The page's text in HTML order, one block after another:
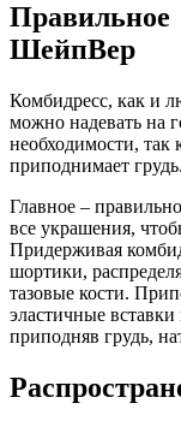
ШейпВер
Комбидресс, как и
можно надевать на
необходимости, так
приподнимает грудь.
Главное –
все украшения,
Придерживая
шортики,
тазовые кости.
эластичные вставки
приподняв грудь,